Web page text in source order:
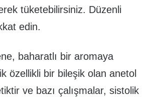
tüketebilirsiniz. Düzenli
edin.
baharatlı bir aromaya
özellikli bir bileşik olan anetol
ve bazı çalışmalar, sistolik